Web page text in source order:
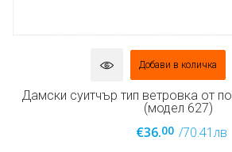
Добави в количка
Дамски суитчър тип ветровка от
(модел 627)
€36.00 /70.41лв